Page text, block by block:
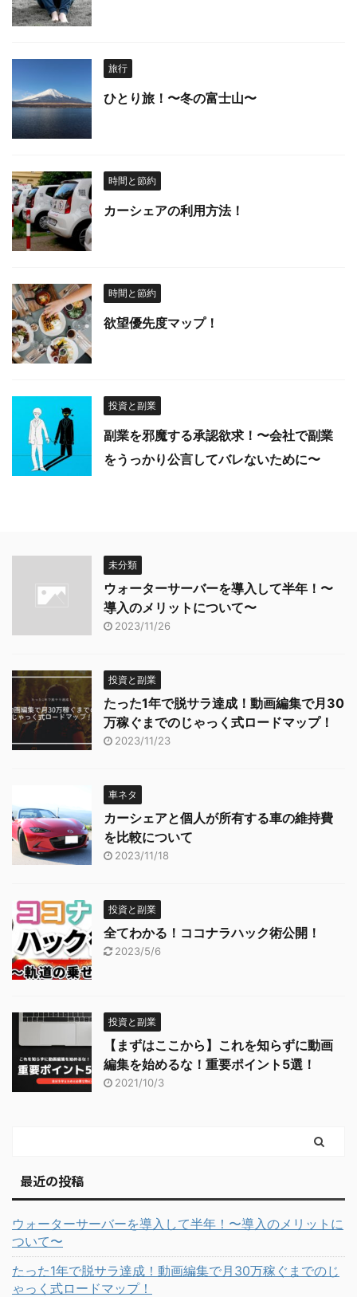
旅行
ひとり旅！〜冬の富士山〜
時間と節約
カーシェアの利用方法！
時間と節約
欲望優先度マップ！
投資と副業
副業を邪魔する承認欲求！〜会社で副業
をうっかり公言してバレないために〜
未分類
ウォーターサーバーを導入して半年！〜
導入のメリットについて〜
2023/11/26
投資と副業
たった1年で脱サラ達成！動画編集で月30
万稼ぐまでのじゃっく式ロードマップ！
2023/11/23
車ネタ
カーシェアと個人が所有する車の維持費
を比較について
2023/11/18
投資と副業
全てわかる！ココナラハック術公開！
2023/5/6
投資と副業
【まずはここから】これを知らずに動画
編集を始めるな！重要ポイント5選！
2021/10/3
最近の投稿
ウォーターサーバーを導入して半年！〜導入のメリットに
ついて〜
たった1年で脱サラ達成！動画編集で月30万稼ぐまでのじ
ゃっく式ロードマップ！